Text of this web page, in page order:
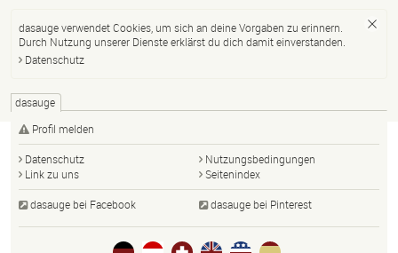
dasauge verwendet Cookies, um sich an deine Vorgaben zu erinnern.
Durch Nutzung unserer Dienste erklärst du dich damit einverstanden.
Datenschutz
dasauge
Profil melden
Datenschutz
Nutzungsbedingungen
Link zu uns
Seitenindex
dasauge bei Facebook dasauge bei Pinterest